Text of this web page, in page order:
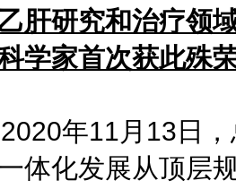
肝研究和治疗领
学家首次获此殊
年11月13日，
体化发展从顶层